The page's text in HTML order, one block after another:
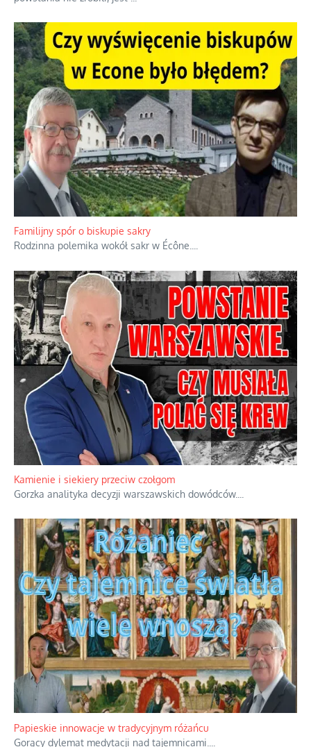
Ciemna strona podręcznikowych mitów historycznych
Historia jest doświadczeniem niepowtarzalnym i tłumaczenie,
że będziemy coś krytykować po to, żeby później znowu jakiegoś
powstania nie zrobili, jest...
Familijny spór o biskupie sakry
Rodzinna polemika wokół sakr w Écône.
Kamienie i siekiery przeciw czołgom
Gorzka analityka decyzji warszawskich dowódców.